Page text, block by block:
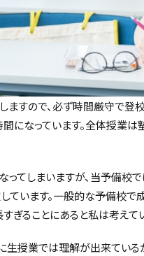
ますので、必ず時間厳守で登
になっています。全体授業
ってしまいますが、当予備校
ています。一般的な予備校
ぎることにあると私は考えて
生授業では理解が出来ている